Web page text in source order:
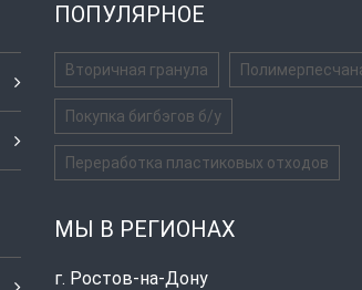
ПОПУЛЯРНОЕ
Вторичная гранула
Покупка бигбэгов б/у
Переработка пластиковых отходов
МЫ В РЕГИОНАХ
г. Ростов-на-Дону